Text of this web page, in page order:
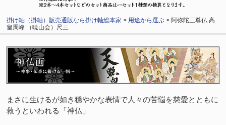
掛け軸（掛軸）販売通販なら掛け軸総本家 > 用途から選ぶ > 阿弥陀三尊仏 高
畠周峰 （暁山会）尺三
まさに生けるが如き穏やかな表情で人々の苦悩を慈愛とともに
救うといわれる「神仏」